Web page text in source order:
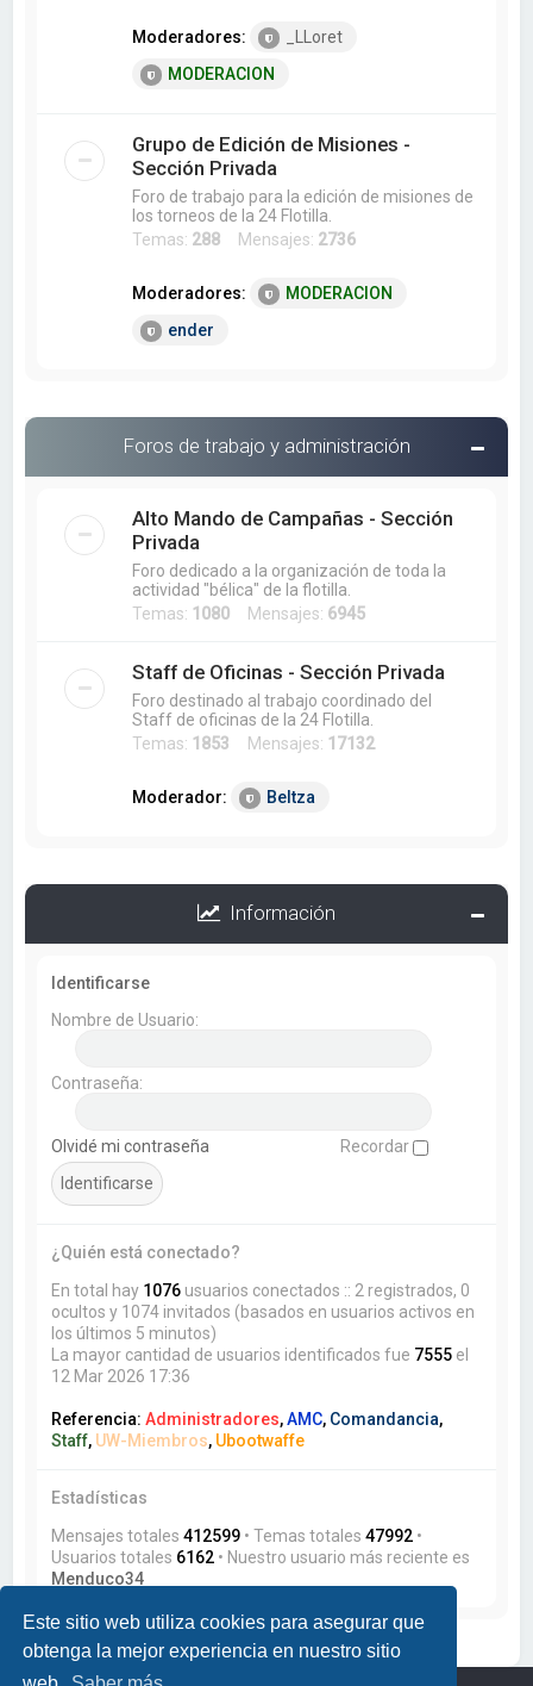
Este sitio web utiliza cookies para asegurar que
obtenga la mejor experiencia en nuestro sitio
Moderadores:
_LLoret
MODERACION
Grupo de Edición de Misiones -
Sección Privada
Foro de trabajo para la edición de misiones de
los torneos de la 24 Flotilla.
Temas: 288 Mensajes: 2736
Moderadores:
MODERACION
ender
Foros de trabajo y administración
Alto Mando de Campañas - Sección
Privada
Foro dedicado a la organización de toda la
actividad "bélica" de la flotilla.
Temas: 1080 Mensajes: 6945
Staff de Oficinas - Sección Privada
Foro destinado al trabajo coordinado del
Staff de oficinas de la 24 Flotilla.
Temas: 1853 Mensajes: 17132
Moderador: Beltza
Información
Identificarse
Nombre de Usuario:
Contraseña:
Olvidé mi contraseña Recordar
¿Quién está conectado?
En total hay 1076 usuarios conectados :: 2 registrados, 0
ocultos y 1074 invitados (basados en usuarios activos en
los últimos 5 minutos)
La mayor cantidad de usuarios identificados fue 7555 el
12 Mar 2026 17:36
Referencia:Administradores,AMC, Comandancia,
Staff, UW-Miembros, Ubootwaffe
Estadísticas
Mensajes totales412599 • Temas totales47992 •
Usuarios totales 6162 • Nuestro usuario más reciente es
Menduco34